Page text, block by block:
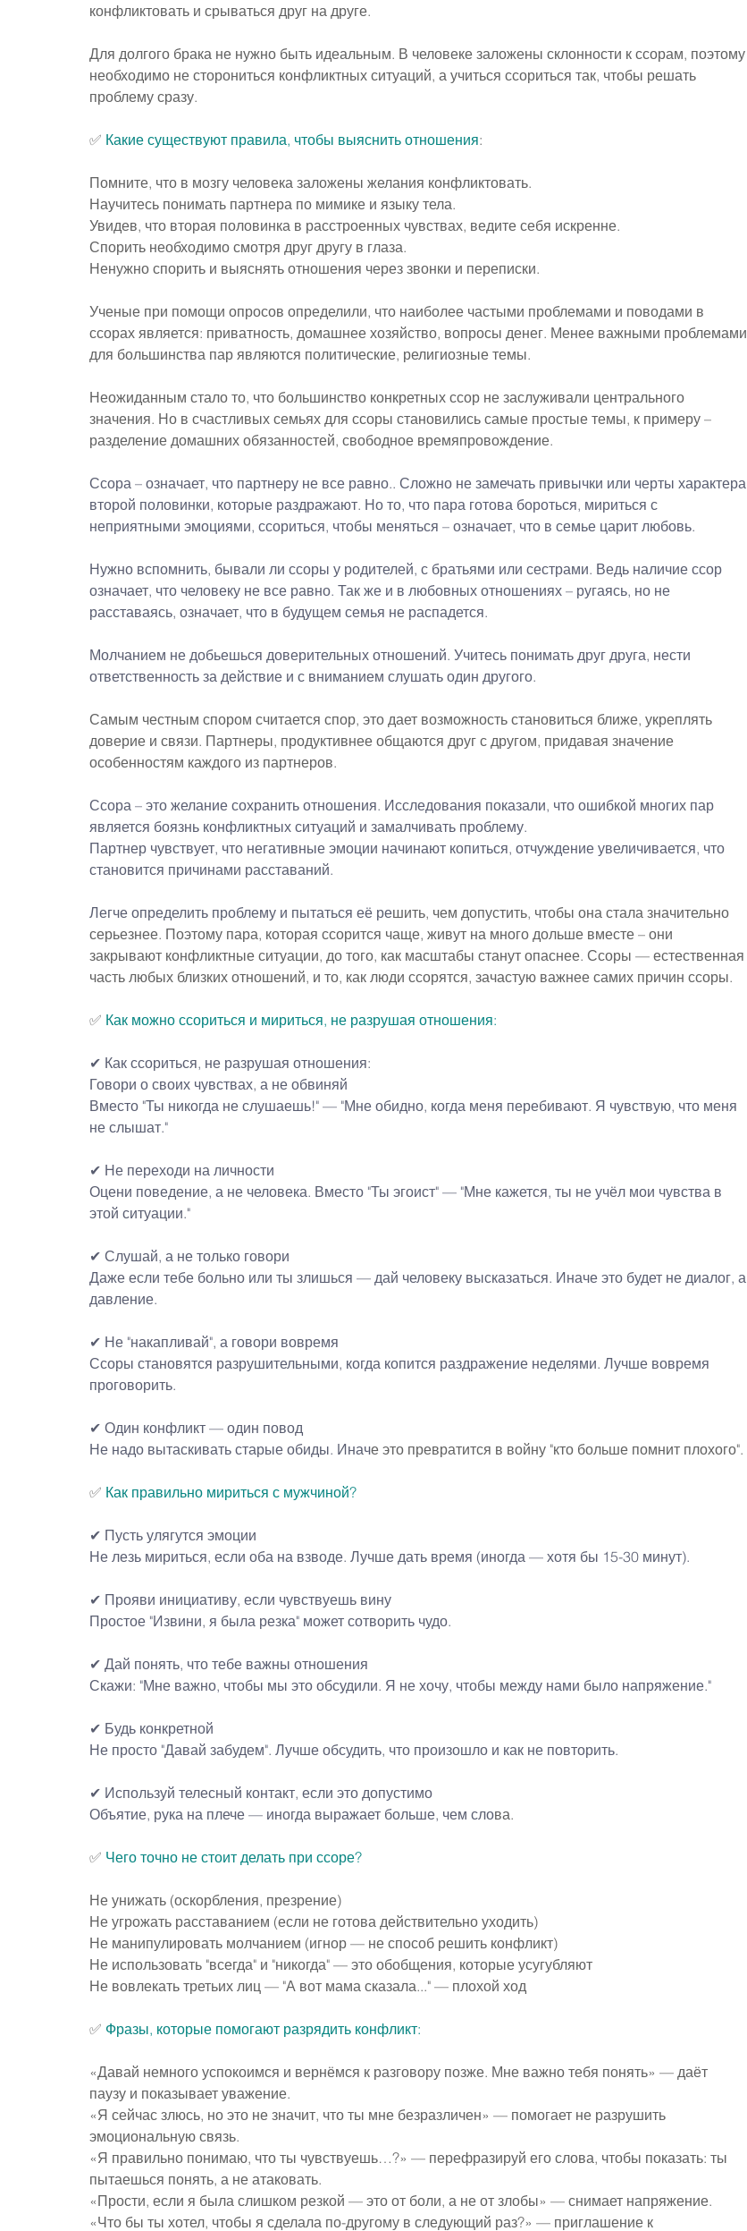
конфликтовать и срываться друг на друге.
Для долгого брака не нужно быть идеальным. В человеке заложены склонности к ссорам, поэтому
необходимо не сторониться конфликтных ситуаций, а учиться ссориться так, чтобы решать
проблему сразу.
✅ Какие существуют правила, чтобы выяснить отношения:
Помните, что в мозгу человека заложены желания конфликтовать.
Научитесь понимать партнера по мимике и языку тела.
Увидев, что вторая половинка в расстроенных чувствах, ведите себя искренне.
Спорить необходимо смотря друг другу в глаза.
Ненужно спорить и выяснять отношения через звонки и переписки.
Ученые при помощи опросов определили, что наиболее частыми проблемами и поводами в
ссорах является: приватность, домашнее хозяйство, вопросы денег. Менее важными проблемами
для большинства пар являются политические, религиозные темы.
Неожиданным стало то, что большинство конкретных ссор не заслуживали центрального
значения. Но в счастливых семьях для ссоры становились самые простые темы, к примеру –
разделение домашних обязанностей, свободное времяпровождение.
Ссора – означает, что партнеру не все равно.. Сложно не замечать привычки или черты характера
второй половинки, которые раздражают. Но то, что пара готова бороться, мириться с
неприятными эмоциями, ссориться, чтобы меняться – означает, что в семье царит любовь.
Нужно вспомнить, бывали ли ссоры у родителей, с братьями или сестрами. Ведь наличие ссор
означает, что человеку не все равно. Так же и в любовных отношениях – ругаясь, но не
расставаясь, означает, что в будущем семья не распадется.
Молчанием не добьешься доверительных отношений. Учитесь понимать друг друга, нести
ответственность за действие и с вниманием слушать один другого.
Самым честным спором считается спор, это дает возможность становиться ближе, укреплять
доверие и связи. Партнеры, продуктивнее общаются друг с другом, придавая значение
особенностям каждого из партнеров.
Ссора – это желание сохранить отношения. Исследования показали, что ошибкой многих пар
является боязнь конфликтных ситуаций и замалчивать проблему.
Партнер чувствует, что негативные эмоции начинают копиться, отчуждение увеличивается, что
становится причинами расставаний.
Легче определить проблему и пытаться её решить, чем допустить, чтобы она стала значительно
серьезнее. Поэтому пара, которая ссорится чаще, живут на много дольше вместе – они
закрывают конфликтные ситуации, до того, как масштабы станут опаснее. Ссоры — естественная
часть любых близких отношений, и то, как люди ссорятся, зачастую важнее самих причин ссоры.
✅ Как можно ссориться и мириться, не разрушая отношения:
✔ Как ссориться, не разрушая отношения:
Говори о своих чувствах, а не обвиняй
Вместо "Ты никогда не слушаешь!" — "Мне обидно, когда меня перебивают. Я чувствую, что меня
не слышат."
✔ Не переходи на личности
Оцени поведение, а не человека. Вместо "Ты эгоист" — "Мне кажется, ты не учёл мои чувства в
этой ситуации."
✔ Слушай, а не только говори
Даже если тебе больно или ты злишься — дай человеку высказаться. Иначе это будет не диалог, а
давление.
✔ Не "накапливай", а говори вовремя
Ссоры становятся разрушительными, когда копится раздражение неделями. Лучше вовремя
проговорить.
✔ Один конфликт — один повод
Не надо вытаскивать старые обиды. Иначе это превратится в войну "кто больше помнит плохого".
✅ Как правильно мириться с мужчиной?
✔ Пусть улягутся эмоции
Не лезь мириться, если оба на взводе. Лучше дать время (иногда — хотя бы 15-30 минут).
✔ Прояви инициативу, если чувствуешь вину
Простое "Извини, я была резка" может сотворить чудо.
✔ Дай понять, что тебе важны отношения
Скажи: "Мне важно, чтобы мы это обсудили. Я не хочу, чтобы между нами было напряжение."
✔ Будь конкретной
Не просто "Давай забудем". Лучше обсудить, что произошло и как не повторить.
✔ Используй телесный контакт, если это допустимо
Объятие, рука на плече — иногда выражает больше, чем слова.
✅ Чего точно не стоит делать при ссоре?
Не унижать (оскорбления, презрение)
Не угрожать расставанием (если не готова действительно уходить)
Не манипулировать молчанием (игнор — не способ решить конфликт)
Не использовать "всегда" и "никогда" — это обобщения, которые усугубляют
Не вовлекать третьих лиц — "А вот мама сказала..." — плохой ход
✅ Фразы, которые помогают разрядить конфликт:
«Давай немного успокоимся и вернёмся к разговору позже. Мне важно тебя понять» — даёт
паузу и показывает уважение.
«Я сейчас злюсь, но это не значит, что ты мне безразличен» — помогает не разрушить
эмоциональную связь.
«Я правильно понимаю, что ты чувствуешь…?» — перефразируй его слова, чтобы показать: ты
пытаешься понять, а не атаковать.
«Прости, если я была слишком резкой — это от боли, а не от злобы» — снимает напряжение.
«Что бы ты хотел, чтобы я сделала по-другому в следующий раз?» — приглашение к